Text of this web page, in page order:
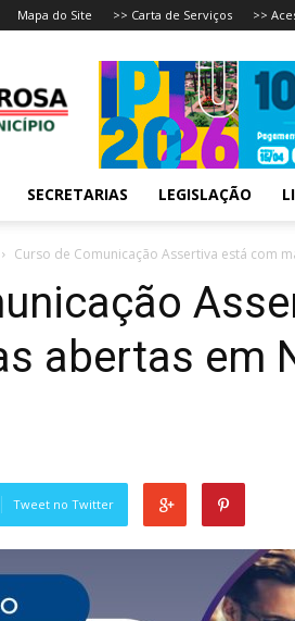
Mapa do Site >> Carta de Serviços >>
SECRETARIAS LEGISLAÇÃO
Curso de Comunicação Assertiva está com
abertas em
Tweet no Twitter